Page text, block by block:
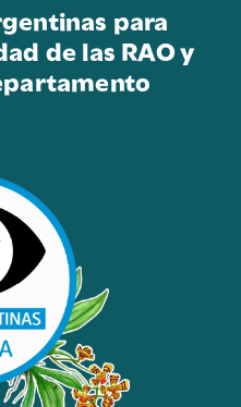
para
de las RAO y